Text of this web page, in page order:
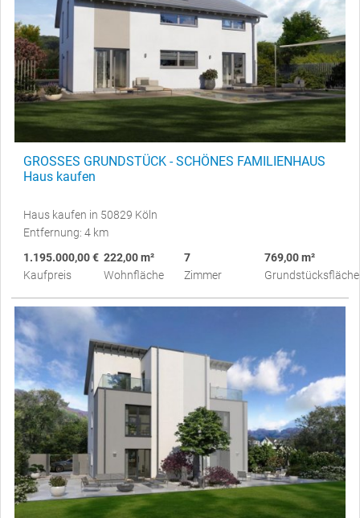
GROSSES GRUNDSTÜCK - SCHÖNES FAMILIENHAUS
Haus kaufen
Haus kaufen in 50829 Köln
Entfernung: 4 km
1.195.000,00 €
Kaufpreis
222,00 m²
Wohnfläche
7
Zimmer
769,00 m²
Grundstücksfläche